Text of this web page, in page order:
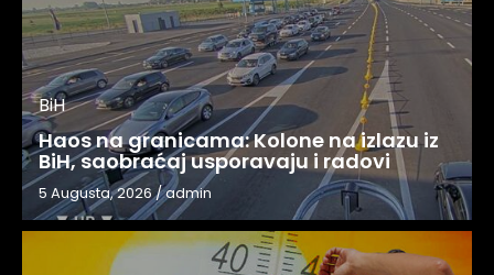
BiH
Haos na granicama: Kolone na izlazu iz
BiH, saobraćaj usporavaju i radovi
5 Augusta, 2026/admin